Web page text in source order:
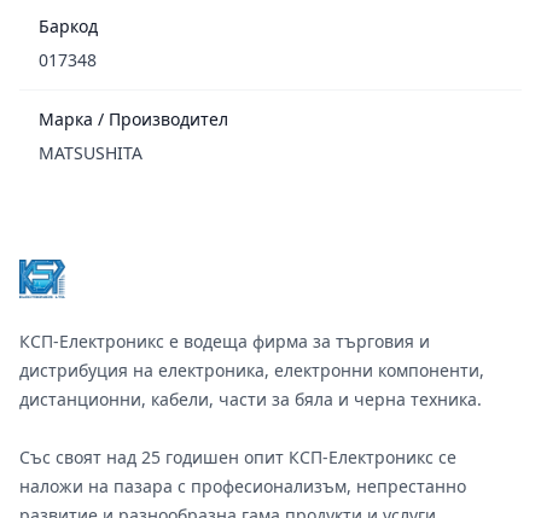
Баркод
017348
Марка / Производител
MATSUSHITA
КСП-Електроникс е водеща фирма за търговия и
дистрибуция на електроника, електронни компоненти,
дистанционни, кабели, части за бяла и черна техника.
Със своят над 25 годишен опит КСП-Електроникс се
наложи на пазара с професионализъм, непрестанно